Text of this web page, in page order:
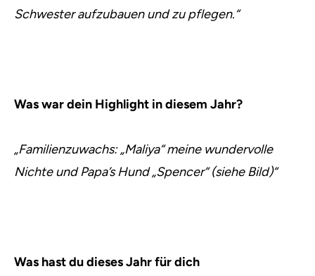
Schwester aufzubauen und zu pflegen.“
Was war dein Highlight in diesem Jahr?
„Familienzuwachs: „Maliya“ meine wundervolle
Nichte und Papa’s Hund „Spencer“ (siehe Bild)“
Was hast du dieses Jahr für dich